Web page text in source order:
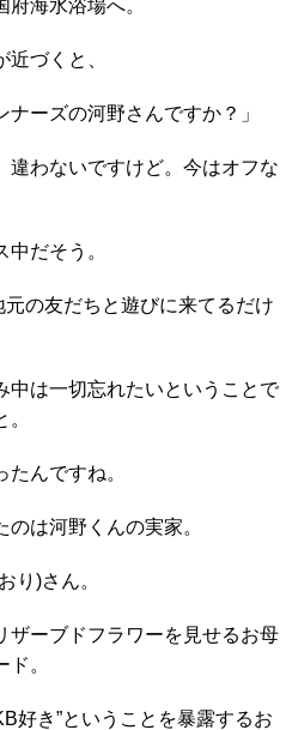
海水浴場へ。
づくと、
ーズの河野さんですか？」
違わないですけど。今はオフな
だそう。
の友だちと遊びに来てるだけ
中は一切忘れたいということで
んですね。
は河野くんの実家。
り)さん。
ザーブドフラワーを見せるお母
。
好き”ということを暴露するお